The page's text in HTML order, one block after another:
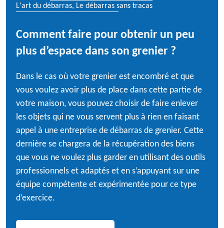
L'art du débarras, Le débarras sans tracas
Comment faire pour obtenir un peu
plus d’espace dans son grenier ?
Dans le cas où votre grenier est encombré et que
vous voulez avoir plus de place dans cette partie de
votre maison, vous pouvez choisir de faire enlever
les objets qui ne vous servent plus à rien en faisant
appel à une entreprise de débarras de grenier. Cette
dernière se chargera de la récupération des biens
que vous ne voulez plus garder en utilisant des outils
professionnels et adaptés et en s’appuyant sur une
équipe compétente et expérimentée pour ce type
d’exercice.